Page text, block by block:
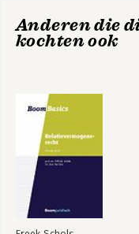
XI Caribisch erfrecht
XII Literatuur
Anderen die
kochten ook